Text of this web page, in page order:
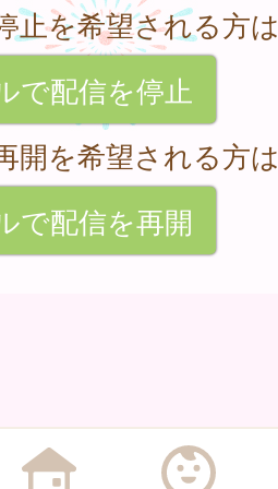
止を希望される方は
で配信を停止
開を希望される方は
で配信を再開